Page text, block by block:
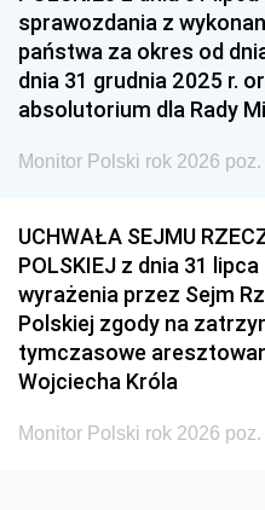
1936 1930
sprawozdania z
państwa za okres od
dnia 31 grudnia 2025 r.
absolutorium dla Rady
Monitor Polski rok 2026 poz.
UCHWAŁA SEJMU
POLSKIEJ z dnia 31
wyrażenia przez Sejm
Polskiej zgody na
tymczasowe
Wojciecha Króla
Monitor Polski rok 2026